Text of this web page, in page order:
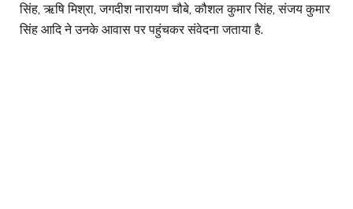
सिंह, ऋषि मिश्रा, जगदीश नारायण चौबे, कौशल कुमार सिंह, संजय कुमार
सिंह आदि ने उनके आवास पर पहुंचकर संवेदना जताया है.